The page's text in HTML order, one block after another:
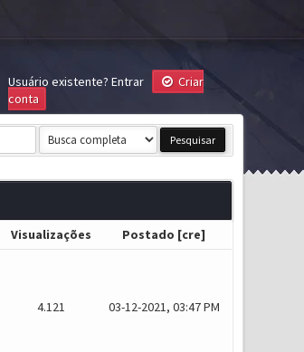
Usuário existente? Entrar
Criar
conta
Visualizações Postado [cre]
4.121 03-12-2021, 03:47 PM